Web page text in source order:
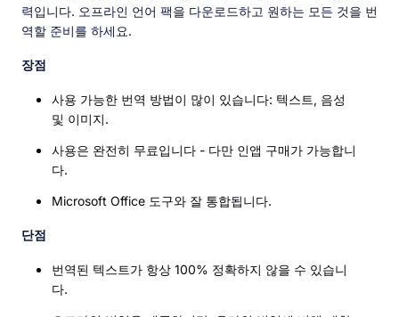
력입니다. 오프라인 언어 팩을 다운로드하고 원하는 모든 것을 번
역할 준비를 하세요.
장점
사용 가능한 번역 방법이 많이 있습니다: 텍스트, 음성
및 이미지.
사용은 완전히 무료입니다 - 다만 인앱 구매가 가능합니
다.
Microsoft Office 도구와 잘 통합됩니다.
단점
번역된 텍스트가 항상 100% 정확하지 않을 수 있습니
다.